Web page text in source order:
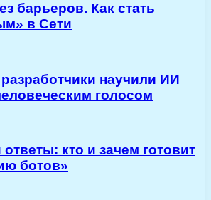
барьеров. Как стать
в Сети
научили ИИ
голосом
кто и зачем готовит
ботов»